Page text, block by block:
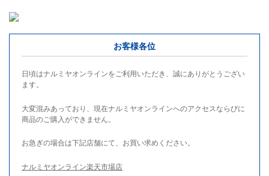
お客様各位
日頃はナルミヤオンラインをご利用いただき、誠にありがとうござい
ます。
大変混みあっており、現在ナルミヤオンラインへのアクセスならびに
商品のご購入ができません。
お急ぎの場合は下記店舗にて、お買い求めください。
ナルミヤオンライン楽天市場店